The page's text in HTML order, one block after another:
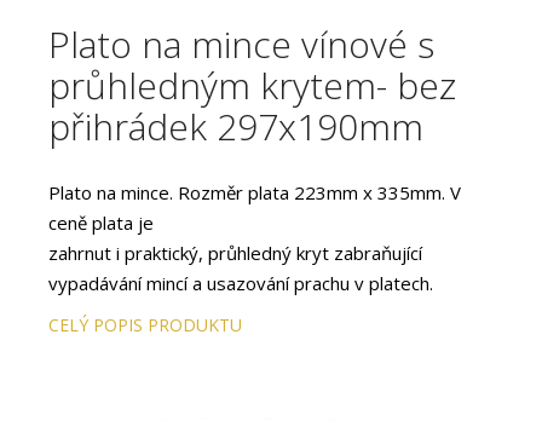
Plato na mince vínové s
průhledným krytem- bez
přihrádek 297x190mm
Plato na mince. Rozměr plata 223mm x 335mm. V
ceně plata je
zahrnut i praktický, průhledný kryt zabraňující
vypadávání mincí a usazování prachu v platech.
CELÝ POPIS PRODUKTU